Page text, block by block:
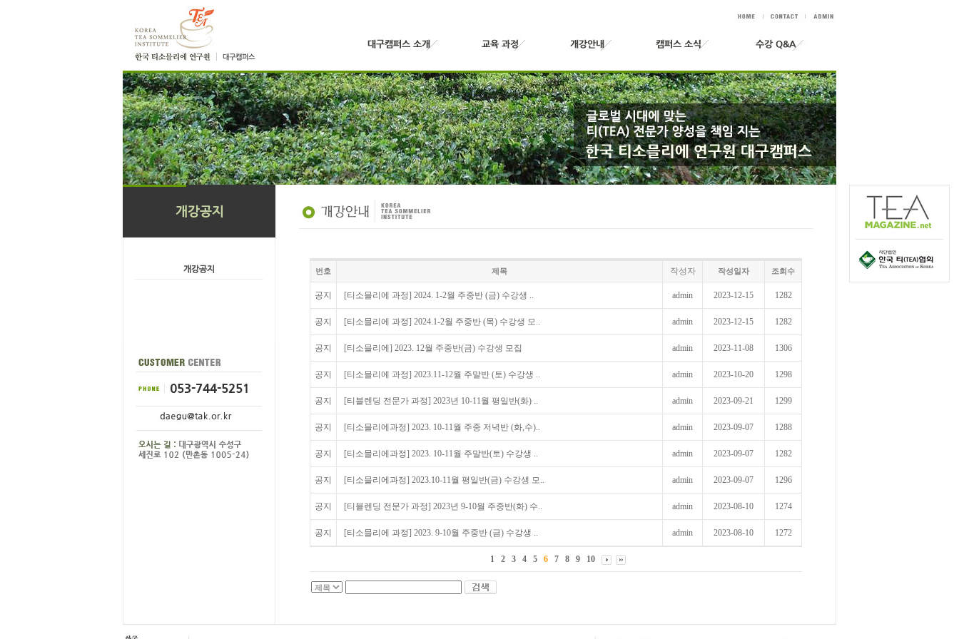
번호 제목 작성자 작성일자 조회수
공지 [티소믈리에 과정] 2024. 1-2월 주중반 (금) 수강생 .. admin 2023-12-15 1282
공지 [티소믈리에 과정] 2024.1-2월 주중반 (목) 수강생 모.. admin 2023-12-15 1282
공지 [티소믈리에] 2023. 12월 주중반(금) 수강생 모집 admin 2023-11-08 1306
공지 [티소믈리에 과정] 2023.11-12월 주말반 (토) 수강생 .. admin 2023-10-20 1298
공지 [티블렌딩 전문가 과정] 2023년 10-11월 평일반(화) .. admin 2023-09-21 1299
공지 [티소믈리에과정] 2023. 10-11월 주중 저녁반 (화,수).. admin 2023-09-07 1288
공지 [티소믈리에과정] 2023. 10-11월 주말반(토) 수강생 .. admin 2023-09-07 1282
공지 [티소믈리에과정] 2023.10-11월 평일반(금) 수강생 모.. admin 2023-09-07 1296
공지 [티블렌딩 전문가 과정] 2023년 9-10월 주중반(화) 수.. admin 2023-08-10 1274
공지 [티소믈리에 과정] 2023. 9-10월 주중반 (금) 수강생 .. admin 2023-08-10 1272
1 2 3 4 5 6 7 8 9 10